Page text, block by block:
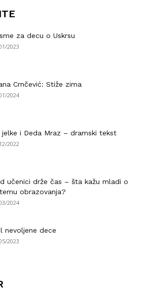
za decu o Uskrsu
2023
Crnčević: Stiže zima
2024
jelke i Deda Mraz – dramski tekst
2022
učenici drže čas – šta kažu mladi o
obrazovanja?
2024
nevoljene dece
2023